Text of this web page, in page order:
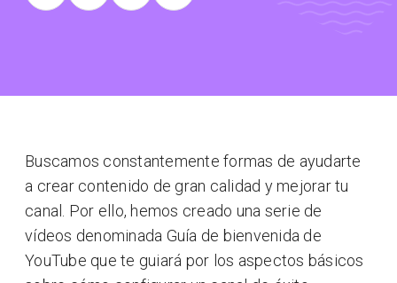
Buscamos constantemente formas de ayudarte
a crear contenido de gran calidad y mejorar tu
canal. Por ello, hemos creado una serie de
vídeos denominada Guía de bienvenida de
YouTube que te guiará por los aspectos básicos